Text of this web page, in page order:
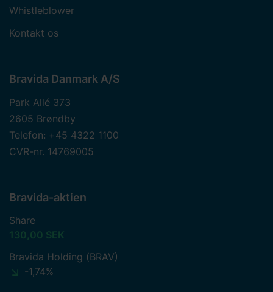
Whistleblower
Kontakt os
Bravida Danmark A/S
Park Allé 373
2605 Brøndby
Telefon: +45 4322 1100
CVR-nr. 14769005
Bravida-aktien
Share
130,00 SEK
Bravida Holding (BRAV)
-1,74%